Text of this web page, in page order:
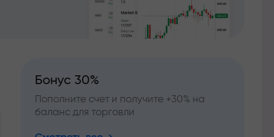
Бонус 30%
Пополните счет и получите +30% на
баланс для торговли